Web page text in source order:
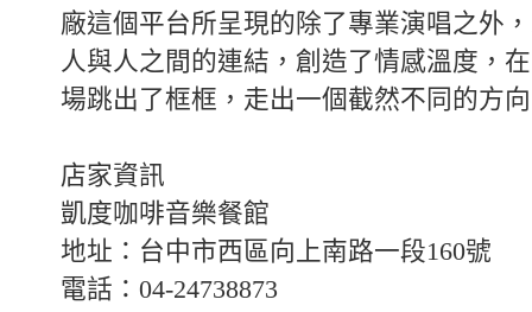
廠這個平台所呈現的除了專業演唱之外
人與人之間的連結，創造了情感溫度，
場跳出了框框，走出一個截然不同的方
店家資訊
凱度咖啡音樂餐館
地址：台中市西區向上南路一段160號
電話：04-24738873